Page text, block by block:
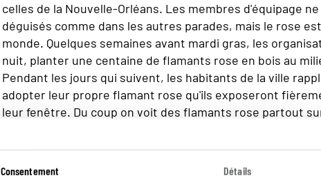
Consentement Détails
celles de la Nouvelle-Orléans. Les membres d'équipage
déguisés comme dans les autres parades, mais le rose
monde. Quelques semaines avant mardi gras, les
nuit, planter une centaine de flamants rose en bois au
Pendant les jours qui suivent, les habitants de la ville
adopter leur propre flamant rose qu'ils exposeront
leur fenêtre. Du coup on voit des flamants rose partout